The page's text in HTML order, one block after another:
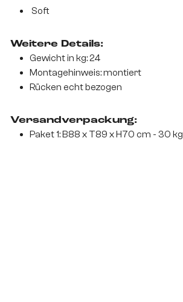
Soft
Weitere Details:
Gewicht in kg: 24
Montagehinweis: montiert
Rücken echt bezogen
Versandverpackung:
Paket 1: B88 x T89 x H70 cm - 30 kg